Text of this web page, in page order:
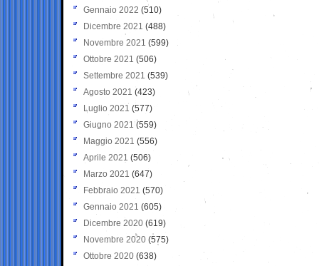
Gennaio 2022 (510)
Dicembre 2021 (488)
Novembre 2021 (599)
Ottobre 2021 (506)
Settembre 2021 (539)
Agosto 2021 (423)
Luglio 2021 (577)
Giugno 2021(559)
Maggio 2021 (556)
Aprile 2021 (506)
Marzo 2021 (647)
Febbraio 2021 (570)
Gennaio 2021 (605)
Dicembre 2020 (619)
Novembre 2020 (575)
Ottobre 2020 (638)